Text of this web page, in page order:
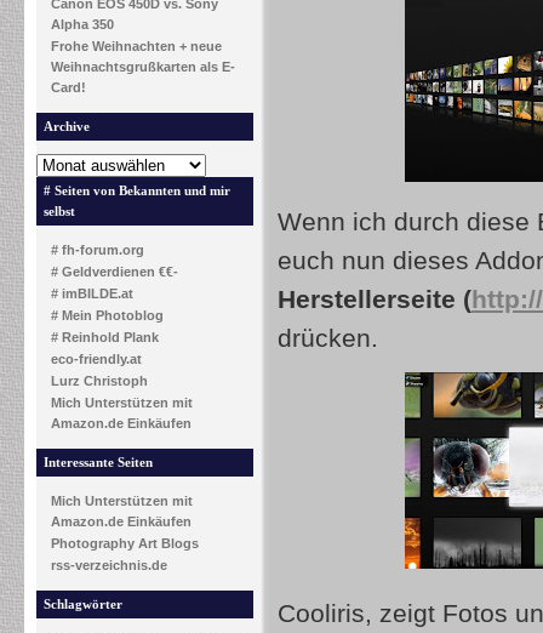
Canon EOS 450D vs. Sony
Alpha 350
Frohe Weihnachten + neue
Weihnachtsgrußkarten als E-
Card!
Archive
# Seiten von Bekannten und mir
selbst
# fh-forum.org
# Geldverdienen €€-
# imBILDE.at
# Mein Photoblog
# Reinhold Plank
eco-friendly.at
Lurz Christoph
Mich Unterstützen mit
Amazon.de Einkäufen
Interessante Seiten
Mich Unterstützen mit
Amazon.de Einkäufen
Photography Art Blogs
rss-verzeichnis.de
Schlagwörter
Wenn ich durch diese
euch nun dieses
Herstellerseite (
drücken.
Cooliris, zeigt Fotos